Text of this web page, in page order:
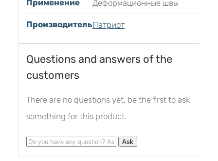
Применение Деформационные швы
ПроизводительПатриот
Questions and answers of the
customers
There are no questions yet, be the first to ask
something for this product.